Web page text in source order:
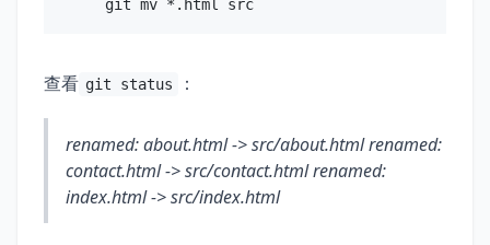
查看 git status ：
renamed: about.html -> src/about.html renamed:
contact.html -> src/contact.html renamed:
index.html -> src/index.html